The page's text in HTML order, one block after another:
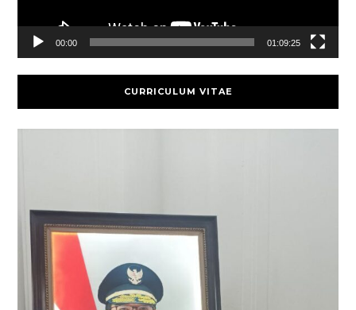
00:00 01:09:25
CURRICULUM VITAE